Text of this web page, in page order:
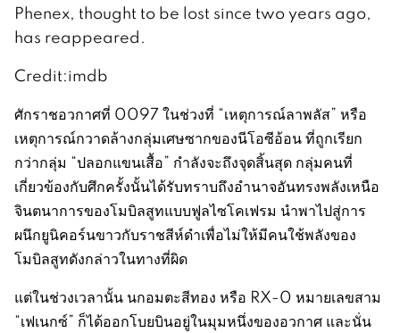
Phenex, thought to be lost since two years ago,
has reappeared.
Credit:imdb
ศักราชอวกาศที่ 0097 ในช่วงที่ “เหตุการณ์ลาพลัส” หรือ
เหตุการณ์กวาดล้างกลุ่มเศษซากของนีโอซีอ้อน ที่ถูกเรียก
กว่ากลุ่ม “ปลอกแขนเสื้อ” กำลังจะถึงจุดสิ้นสุด กลุ่มคนที่
เกี่ยวข้องกับศึกครั้งนั้นได้รับทราบถึงอำนาจอันทรงพลังเหนือ
จินตนาการของโมบิลสูทแบบฟูลไซโคเฟรม นำพาไปสู่การ
ผนึกยูนิคอร์นขาวกับราชสีห์ดำเพื่อไม่ให้มีคนใช้พลังของ
โมบิลสูทดังกล่าวในทางที่ผิด
แต่ในช่วงเวลานั้น นกอมตะสีทอง หรือ RX-0 หมายเลขสาม
“เฟเนกซ์” ก็ได้ออกโบยบินอยู่ในมุมหนึ่งของอวกาศ และนั่น